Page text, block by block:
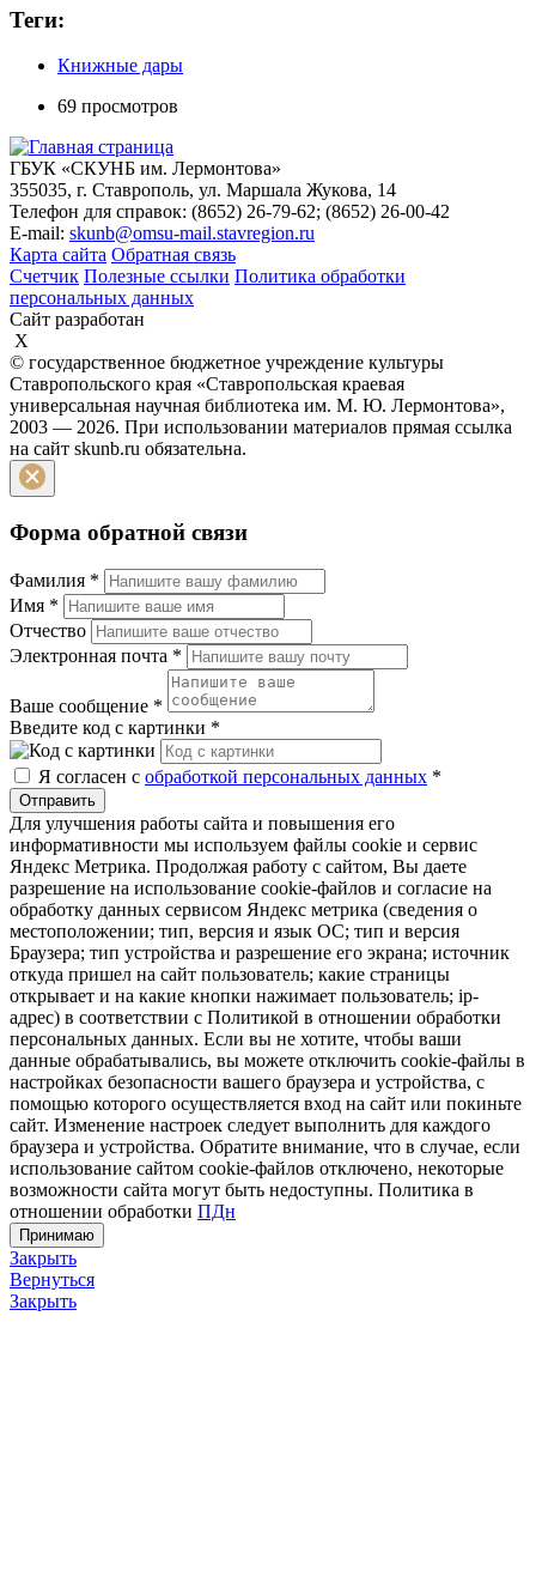
Теги:
Книжные дары
69 просмотров
ГБУК «СКУНБ им. Лермонтова»
355035, г. Ставрополь, ул. Маршала Жукова, 14
Телефон для справок: (8652) 26-79-62; (8652) 26-00-42
E-mail: skunb@omsu-mail.stavregion.ru
Карта сайта Обратная связь
Счетчик Полезные ссылки Политика обработки
персональных данных
Сайт разработан
X
© государственное бюджетное учреждение культуры
Ставропольского края «Ставропольская краевая
универсальная научная библиотека им. М. Ю. Лермонтова»,
2003 — 2026. При использовании материалов прямая ссылка
на сайт skunb.ru обязательна.
Форма обратной связи
Фамилия *
Имя *
Отчество
Электронная почта *
Ваше сообщение *
Введите код с картинки *
Я согласен с обработкой персональных данных *
Отправить
Для улучшения работы сайта и повышения его
информативности мы используем файлы cookie и сервис
Яндекс Метрика. Продолжая работу с сайтом, Вы даете
разрешение на использование cookie-файлов и согласие на
обработку данных сервисом Яндекс метрика (сведения о
местоположении; тип, версия и язык ОС; тип и версия
Браузера; тип устройства и разрешение его экрана; источник
откуда пришел на сайт пользователь; какие страницы
открывает и на какие кнопки нажимает пользователь; ip-
адрес) в соответствии с Политикой в отношении обработки
персональных данных. Если вы не хотите, чтобы ваши
данные обрабатывались, вы можете отключить cookie-файлы в
настройках безопасности вашего браузера и устройства, с
помощью которого осуществляется вход на сайт или покиньте
сайт. Изменение настроек следует выполнить для каждого
браузера и устройства. Обратите внимание, что в случае, если
использование сайтом cookie-файлов отключено, некоторые
возможности сайта могут быть недоступны. Политика в
отношении обработки ПДн
Принимаю
Закрыть
Вернуться
Закрыть